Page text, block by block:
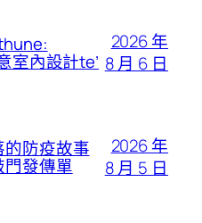
室內設計te’
2026 年
8 月 6 日
防疫故事
發傳單
2026 年
8 月 5 日